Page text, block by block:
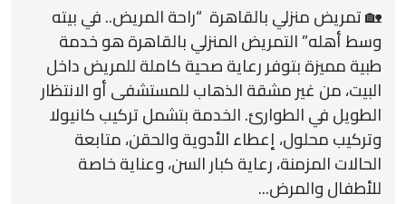
🏡 تمريض منزلي بالقاهرة “راحة المريض.. في بيته
وسط أهله” التمريض المنزلي بالقاهرة هو خدمة
طبية مميزة بتوفر رعاية صحية كاملة للمريض داخل
البيت، من غير مشقة الذهاب للمستشفى أو الانتظار
الطويل في الطوارئ. الخدمة بتشمل تركيب كانيولا
وتركيب محلول، إعطاء الأدوية والحقن، متابعة
الحالات المزمنة، رعاية كبار السن، وعناية خاصة
للأطفال والمرض...